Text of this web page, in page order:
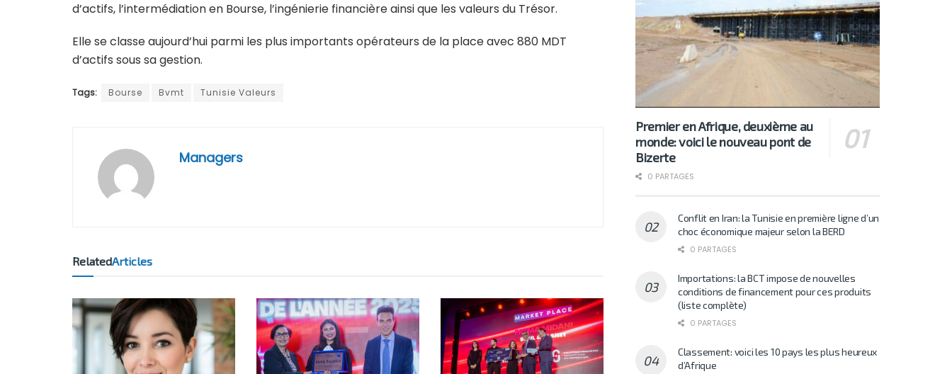
d’actifs, l’intermédiation en Bourse, l’ingénierie financière ainsi que les valeurs du Trésor.
Elle se classe aujourd’hui parmi les plus importants opérateurs de la place avec 880 MDT
d’actifs sous sa gestion.
Tags: Bourse Bvmt Tunisie Valeurs
Managers
RelatedArticles
Premier en Afrique, deuxième au
monde: voici le nouveau pont de
Bizerte
0 PARTAGES
Conflit en Iran: la Tunisie en première ligne d’un
choc économique majeur selon la BERD
0 PARTAGES
Importations: la BCT impose de nouvelles
conditions de financement pour ces produits
(liste complète)
0 PARTAGES
Classement: voici les 10 pays les plus heureux
d’Afrique